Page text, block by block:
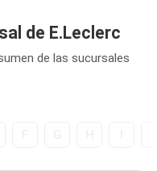
de E.Leclerc
de las sucursales